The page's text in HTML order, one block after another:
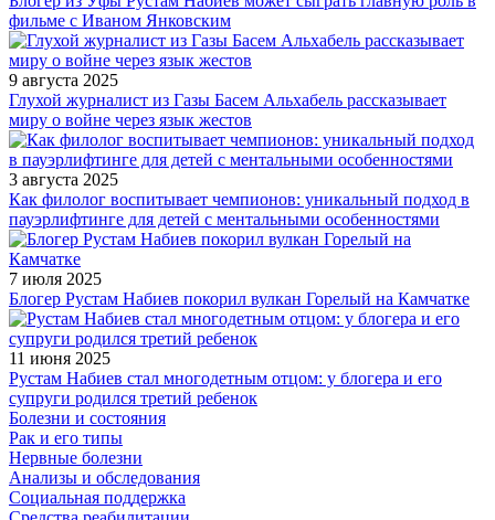
фильме с Иваном Янковским
9 августа 2025
Глухой журналист из Газы Басем Альхабель рассказывает
миру о войне через язык жестов
3 августа 2025
Как филолог воспитывает чемпионов: уникальный подход в
пауэрлифтинге для детей с ментальными особенностями
7 июля 2025
Блогер Рустам Набиев покорил вулкан Горелый на Камчатке
11 июня 2025
Рустам Набиев стал многодетным отцом: у блогера и его
супруги родился третий ребенок
Болезни и состояния
Рак и его типы
Нервные болезни
Анализы и обследования
Социальная поддержка